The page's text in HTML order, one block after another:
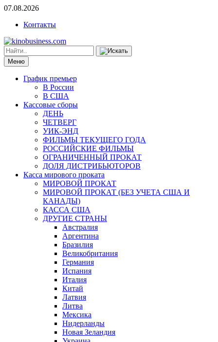
07.08.2026
Контакты
Меню
График премьер
В России
В США
Кассовые сборы
ДЕНЬ
ЧЕТВЕРГ
УИК-ЭНД
ФИЛЬМЫ ТЕКУЩЕГО ГОДА
РОССИЙСКИЕ ФИЛЬМЫ
ОГРАНИЧЕННЫЙ ПРОКАТ
ДОЛЯ ДИСТРИБЬЮТОРОВ
Касса мирового проката
МИРОВОЙ ПРОКАТ
МИРОВОЙ ПРОКАТ (БЕЗ УЧЕТА США И
КАНАДЫ)
КАССА США
ДРУГИЕ СТРАНЫ
Австралия
Аргентина
Бразилия
Великобритания
Германия
Испания
Италия
Китай
Латвия
Литва
Мексика
Нидерланды
Новая Зеландия